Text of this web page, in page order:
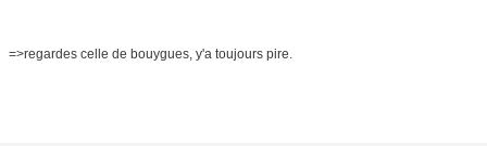
=>regardes celle de bouygues, y'a toujours pire.